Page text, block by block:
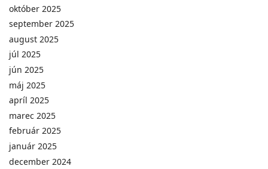
október 2025
september 2025
august 2025
júl 2025
jún 2025
máj 2025
apríl 2025
marec 2025
február 2025
január 2025
december 2024